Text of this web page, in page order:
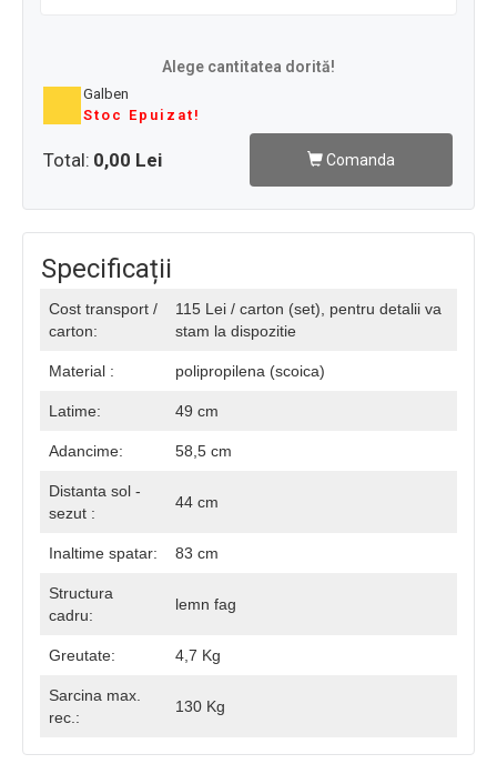
Alege cantitatea dorită!
Galben
Stoc Epuizat!
Total: 0,00 Lei Comanda
Specificații
Cost transport /
carton:
115 Lei / carton (set), pentru detalii va
stam la dispozitie
Material : polipropilena (scoica)
Latime: 49 cm
Adancime: 58,5 cm
Distanta sol -
sezut :
44 cm
Inaltime spatar: 83 cm
Structura
cadru:
lemn fag
Greutate: 4,7 Kg
Sarcina max.
rec.:
130 Kg